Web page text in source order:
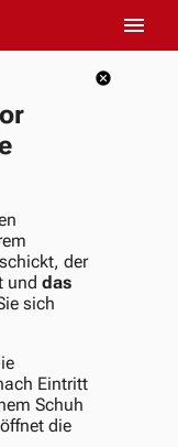
der
und das
sich
Eintritt
Schuh
die